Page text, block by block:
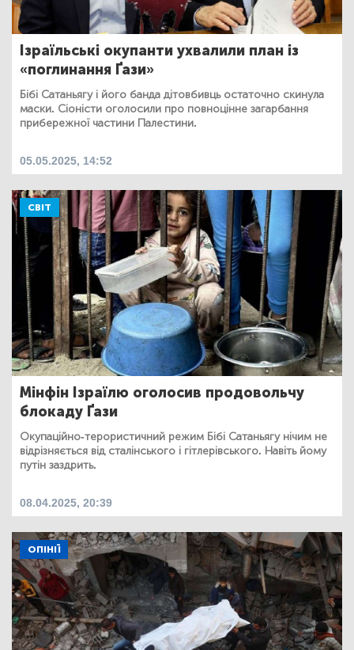
Ізраїльські окупанти ухвалили план із
«поглинання Ґази»
Бібі Сатаньягу і його банда дітовбивць остаточно скинула
маски. Сіоністи оголосили про повноцінне загарбання
прибережної частини Палестини.
05.05.2025, 14:52
СВІТ
Мінфін Ізраїлю оголосив продовольчу
блокаду Ґази
Окупаційно-терористичний режим Бібі Сатаньягу нічим не
відрізняється від сталінського і гітлерівського. Навіть йому
путін заздрить.
08.04.2025, 20:39
ОПІНІЇ